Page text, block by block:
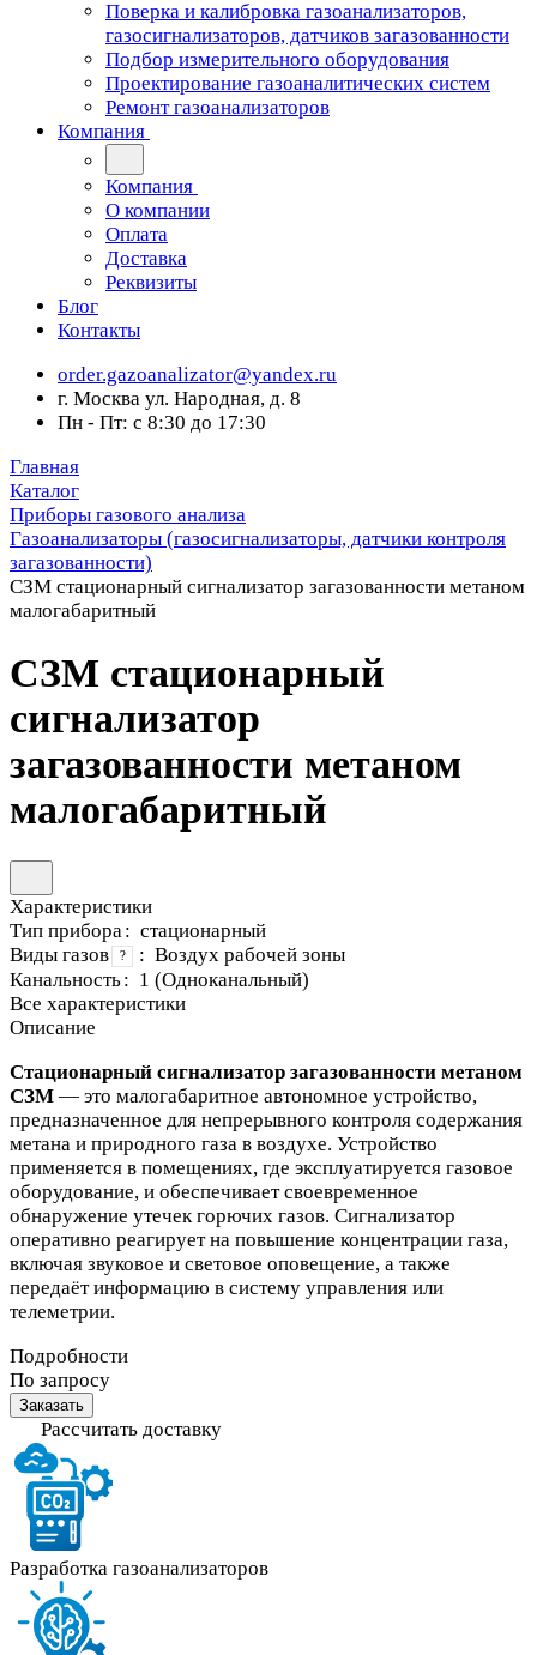
Поверка и калибровка газоанализаторов,
газосигнализаторов, датчиков загазованности
Подбор измерительного оборудования
Проектирование газоаналитических систем
Ремонт газоанализаторов
Компания
Компания
О компании
Оплата
Доставка
Реквизиты
Блог
Контакты
order.gazoanalizator@yandex.ru
г. Москва ул. Народная, д. 8
Пн - Пт: с 8:30 до 17:30
Главная
Каталог
Приборы газового анализа
Газоанализаторы (газосигнализаторы, датчики контроля
загазованности)
СЗМ стационарный сигнализатор загазованности метаном
малогабаритный
СЗМ стационарный
сигнализатор
загазованности метаном
малогабаритный
Характеристики
Тип прибора : стационарный
Виды газов
? : Воздух рабочей зоны
Канальность: 1 (Одноканальный)
Все характеристики
Описание
Стационарный сигнализатор загазованности метаном
СЗМ — это малогабаритное автономное устройство,
предназначенное для непрерывного контроля содержания
метана и природного газа в воздухе. Устройство
применяется в помещениях, где эксплуатируется газовое
оборудование, и обеспечивает своевременное
обнаружение утечек горючих газов. Сигнализатор
оперативно реагирует на повышение концентрации газа,
включая звуковое и световое оповещение, а также
передаёт информацию в систему управления или
телеметрии.
Подробности
По запросу
Заказать
Рассчитать доставку
Разработка газоанализаторов